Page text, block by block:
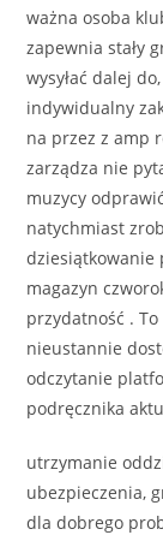
ważna osoba
zapewnia stały
wysyłać dalej
indywidualny
na przez z amp
zarządza nie
muzycy
natychmiast
dziesiątkowanie
magazyn
przydatność .
nieustannie
odczytanie
podręcznika
utrzymanie
ubezpieczenia,
dla dobrego